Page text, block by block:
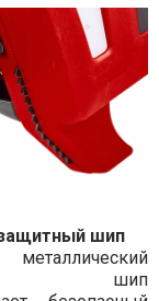
шип
шип